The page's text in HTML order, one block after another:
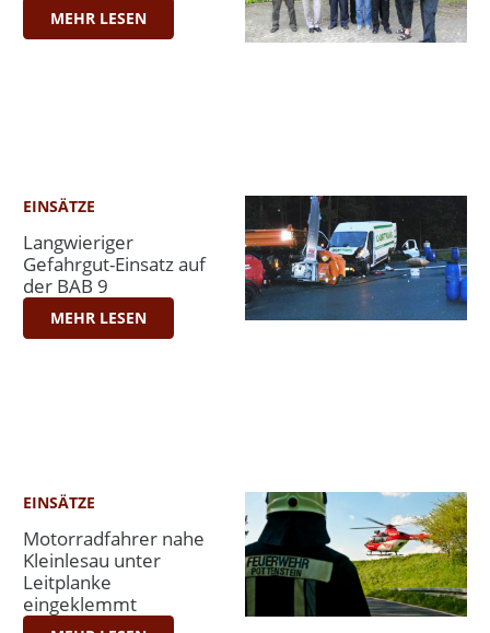
MEHR LESEN
EINSÄTZE
Langwieriger
Gefahrgut-Einsatz auf
der BAB 9
MEHR LESEN
EINSÄTZE
Motorradfahrer nahe
Kleinlesau unter
Leitplanke
eingeklemmt